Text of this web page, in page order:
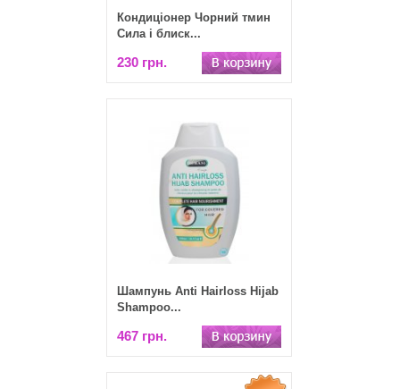
Кондиціонер Чорний тмин
Сила і блиск...
230 грн.
Шампунь Anti Hairloss Hijab
Shampoo...
467 грн.